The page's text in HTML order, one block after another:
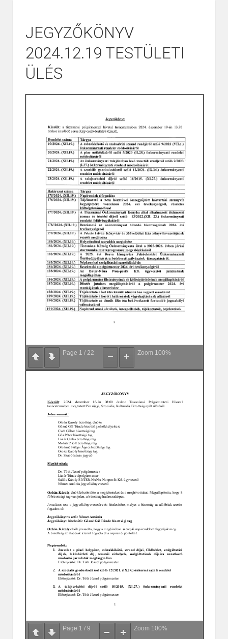
JEGYZŐKÖNYV
2024.12.19 TESTÜLETI
ÜLÉS
Page 1 / 22 Zoom 100%
Page 1 / 9 Zoom 100%